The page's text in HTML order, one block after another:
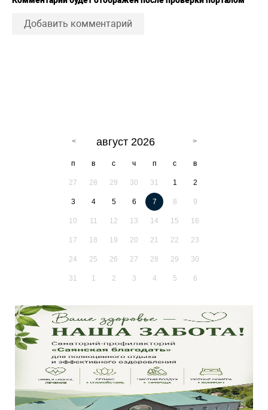
Добавить комментарий
август 2026
п в с ч п с в
27 28 29 30 31 1 2
3 4 5 6 7 8 9
10 11 12 13 14 15 16
17 18 19 20 21 22 23
24 25 26 27 28 29 30
31 1 2 3 4 5 6